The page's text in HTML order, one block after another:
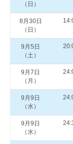
（日）
8月30日
（日）
9月5日
（土）
9月7日
（月）
9月9日
（水）
9月9日
（水）